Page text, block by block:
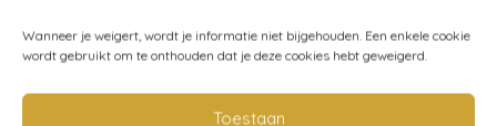
Wanneer je weigert, wordt je informatie niet bijgehouden. Een enkele cookie
wordt gebruikt om te onthouden dat je deze cookies hebt geweigerd.
Toestaan
Uncategorized,Schoolpauze